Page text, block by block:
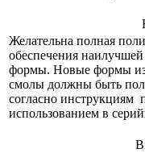
Желательна полная
обеспечения
формы. Новые формы из
смолы должны быть
согласно инструкциям
использованием в